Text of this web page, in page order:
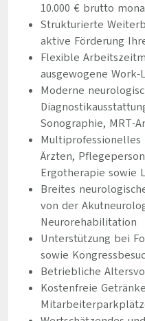
10.000 € brutto
Strukturierte
aktive Förderung
Flexible
ausgewogene Work-
Moderne
Sonographie, MRT-
Multiprofessionelles
Ärzten,
Ergotherapie sowie
Breites
von der
Neurorehabilitation
Unterstützung bei
sowie
Betriebliche
Kostenfreie